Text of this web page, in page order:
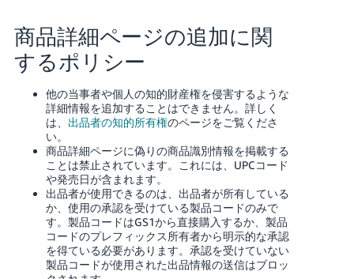
商品詳細ページの追加に関
するポリシー
他の当事者や個人の知的財産権を侵害するような
詳細情報を追加することはできません。 詳しく
は、 出品者の知的所有権のページをご覧くださ
い。
商品詳細ページに偽りの商品識別情報を掲載する
ことは禁止されています。これには、UPCコード
や発売日が含まれます。
出品者が使用できるのは、出品者が所有している
か、使用の承認を受けている製品コードのみで
す。製品コードはGS1から直接購入するか、製品
コードのプレフィックス所有者から明示的な承認
を得ている必要があります。承認を受けていない
製品コードが使用された出品情報の送信はブロッ